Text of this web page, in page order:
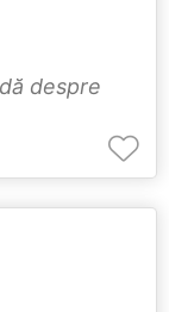
despre